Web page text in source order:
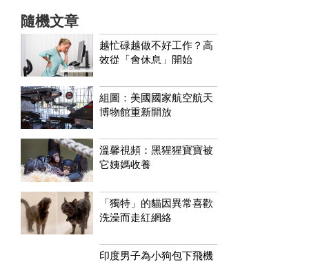
隨機文章
越忙碌越做不好工作？高
效從「會休息」開始
組圖：美國國家航空航天
博物館重新開放
溫馨視頻：黑猩猩寶寶被
它姨媽收養
「獨特」的貓因異常喜歡
洗澡而走紅網絡
印度男子為小狗包下飛機